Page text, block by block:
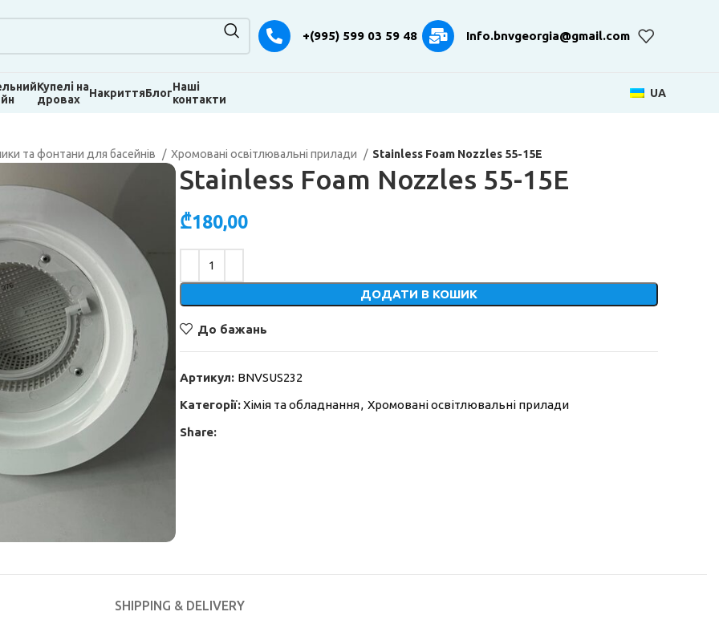
+(995) 599 03 59 48 Info.bnvgeorgia@gmail.com
Купелі на
дровах
НакриттяБлогНаші
контакти
UA
та фонтани для басейнів Хромовані освітлювальні прилади Stainless Foam Nozzles 55-15E
Stainless Foam Nozzles 55-15E
₾180,00
ДОДАТИ В КОШИК
До бажань
Артикул: BNVSUS232
Категорії:Хімія та обладнання, Хромовані освітлювальні прилади
Share:
SHIPPING & DELIVERY